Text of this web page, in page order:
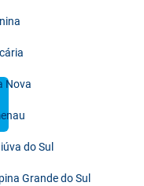
Nova
do Sul
Grande do Sul